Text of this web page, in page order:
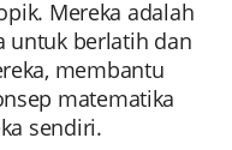
Mereka adalah
untuk berlatih dan
membantu
matematika
sendiri.